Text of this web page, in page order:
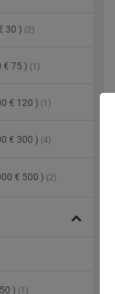
30 ) (2)
€ 75 ) (1)
€ 120 ) (1)
€ 300 ) (4)
€ 500 ) (2)
) (1)